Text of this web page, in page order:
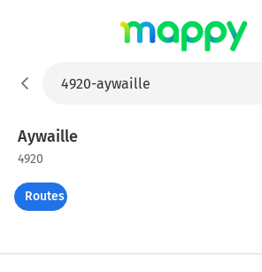
Aywaille
4920
Routes